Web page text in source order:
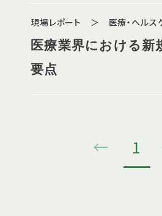
現場レポート ＞ 医療・ヘルス
医療業界における新
要点
← 1